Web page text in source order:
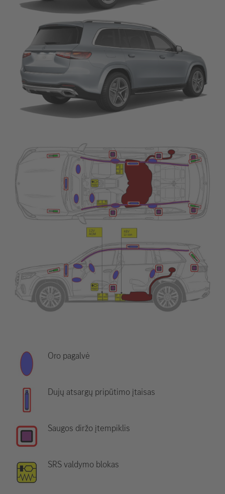
Oro pagalvė
Dujų atsargų pripūtimo įtaisas
Saugos diržo įtempiklis
SRS valdymo blokas